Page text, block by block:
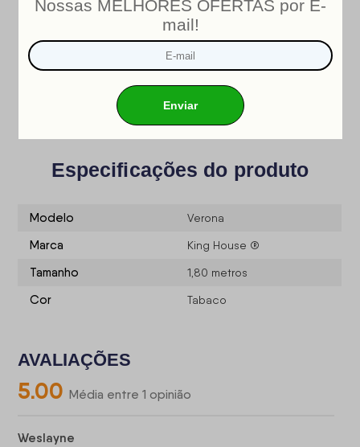
de movimentos, tornando o sofá mais resistente ao longo
do tempo. Isso contribui para uma experiência de
quem busca conforto diário.
O Sofá Retrátil Reclinável Verona é a opção ideal para quem
busca um móvel elegante, confortável e durável. Ele
proporciona o máximo de conforto para a sua sala de estar. É
a escolha certa para quem deseja transformar o ambiente
com sofisticação e praticidade. Aproveite para conferir
cama box baú!
Especificações do produto
Modelo Verona
Marca King House ®
Tamanho 1,80 metros
Cor Tabaco
AVALIAÇÕES
5.00Média entre 1 opinião
Weslayne